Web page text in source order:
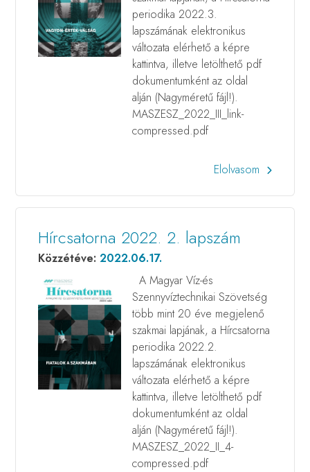
periodika 2022.3.
lapszámának elektronikus
változata elérhető a képre
kattintva, illetve letölthető pdf
dokumentumként az oldal
alján (Nagyméretű fájl!).
MASZESZ_2022_III_link-
compressed.pdf
Elolvasom
Hírcsatorna 2022. 2. lapszám
Közzétéve:2022.06.17.
A Magyar Víz-és
Szennyvíztechnikai Szövetség
több mint 20 éve megjelenő
szakmai lapjának, a Hírcsatorna
periodika 2022.2.
lapszámának elektronikus
változata elérhető a képre
kattintva, illetve letölthető pdf
dokumentumként az oldal
alján (Nagyméretű fájl!).
MASZESZ_2022_II_4-
compressed.pdf